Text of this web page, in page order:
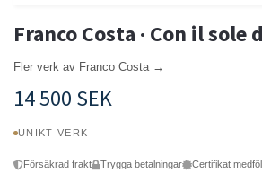
Franco Costa · Con il sole
Fler verk av Franco Costa →
14 500 SEK
UNIKT VERK
Försäkrad frakt Trygga betalningar
Certifikat